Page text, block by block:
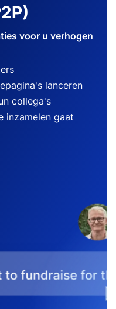
voor u verhogen
lanceren
collega's
inzamelen gaat